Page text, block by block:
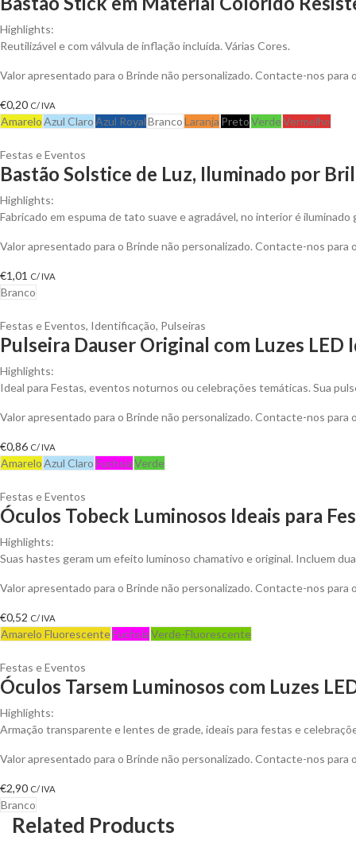
Highlights:
Reutilizável e com válvula de inflação incluída. Várias Cores.
Valor apresentado para o Brinde não personalizado. Contacte-nos
€0,20 C/ IVA
AmareloAzul ClaroAzul RoyalBrancoLaranja PretoVerdeVermelho
Festas e Eventos
Bastão Solstice de Luz, Iluminado por
Highlights:
Fabricado em espuma de tato suave e agradável, no interior é iluminado
Valor apresentado para o Brinde não personalizado. Contacte-nos
€1,01 C/ IVA
Branco
Festas e Eventos, Identificação, Pulseiras
Pulseira Dauser Original com Luzes LED
Highlights:
Ideal para Festas, eventos noturnos ou celebrações temáticas. Sua
Valor apresentado para o Brinde não personalizado. Contacte-nos
€0,86 C/ IVA
AmareloAzul ClaroFuchsiaVerde
Festas e Eventos
Óculos Tobeck Luminosos Ideais para
Highlights:
Suas hastes geram um efeito luminoso chamativo e original. Incluem
Valor apresentado para o Brinde não personalizado. Contacte-nos
€0,52 C/ IVA
Amarelo FluorescenteFuchsiaVerde-Fluorescente
Festas e Eventos
Óculos Tarsem Luminosos com Luzes
Highlights:
Armação transparente e lentes de grade, ideais para festas e
Valor apresentado para o Brinde não personalizado. Contacte-nos
€2,90 C/ IVA
Branco
Related Products